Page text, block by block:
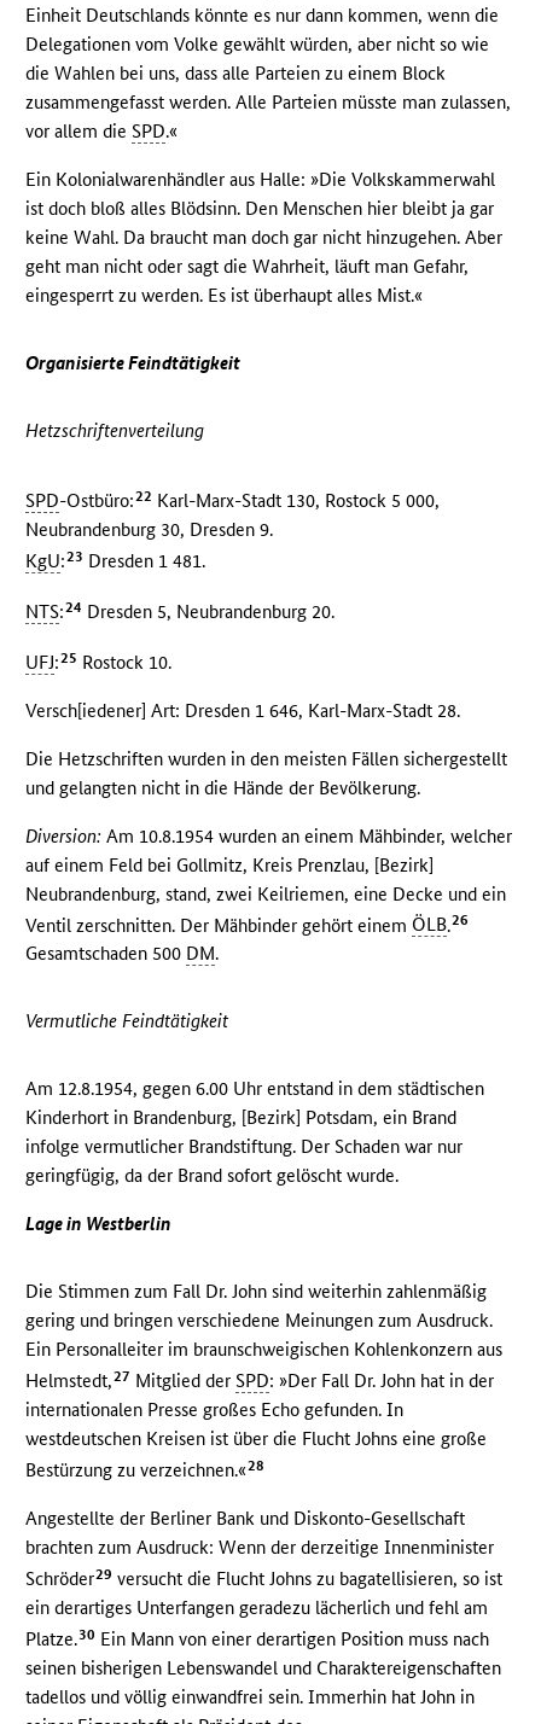
Einheit Deutschlands könnte es nur dann kommen, wenn die
Delegationen vom Volke gewählt würden, aber nicht so wie
die Wahlen bei uns, dass alle Parteien zu einem Block
zusammengefasst werden. Alle Parteien müsste man zulassen,
vor allem dieSPD.«
Ein Kolonialwarenhändler aus Halle: »Die Volkskammerwahl
ist doch bloß alles Blödsinn. Den Menschen hier bleibt ja gar
keine Wahl. Da braucht man doch gar nicht hinzugehen. Aber
geht man nicht oder sagt die Wahrheit, läuft man Gefahr,
eingesperrt zu werden. Es ist überhaupt alles Mist.«
Organisierte Feindtätigkeit
Hetzschriftenverteilung
SPD-Ostbüro:22 Karl-Marx-Stadt 130, Rostock 5 000,
Neubrandenburg 30, Dresden 9.
KgU:23 Dresden 1 481.
NTS:24 Dresden 5, Neubrandenburg 20.
UFJ:25 Rostock 10.
Versch[iedener] Art: Dresden 1 646, Karl-Marx-Stadt 28.
Die Hetzschriften wurden in den meisten Fällen sichergestellt
und gelangten nicht in die Hände der Bevölkerung.
Diversion: Am 10.8.1954 wurden an einem Mähbinder, welcher
auf einem Feld bei Gollmitz, Kreis Prenzlau, [Bezirk]
Neubrandenburg, stand, zwei Keilriemen, eine Decke und ein
Ventil zerschnitten. Der Mähbinder gehört einem ÖLB.26
Gesamtschaden 500 DM.
Vermutliche Feindtätigkeit
Am 12.8.1954, gegen 6.00 Uhr entstand in dem städtischen
Kinderhort in Brandenburg, [Bezirk] Potsdam, ein Brand
infolge vermutlicher Brandstiftung. Der Schaden war nur
geringfügig, da der Brand sofort gelöscht wurde.
Lage in Westberlin
Die Stimmen zum Fall Dr. John sind weiterhin zahlenmäßig
gering und bringen verschiedene Meinungen zum Ausdruck.
Ein Personalleiter im braunschweigischen Kohlenkonzern aus
Helmstedt,27 Mitglied derSPD: »Der Fall Dr. John hat in der
internationalen Presse großes Echo gefunden. In
westdeutschen Kreisen ist über die Flucht Johns eine große
Bestürzung zu verzeichnen.«28
Angestellte der Berliner Bank und Diskonto-Gesellschaft
brachten zum Ausdruck: Wenn der derzeitige Innenminister
Schröder29 versucht die Flucht Johns zu bagatellisieren, so ist
ein derartiges Unterfangen geradezu lächerlich und fehl am
Platze.30 Ein Mann von einer derartigen Position muss nach
seinen bisherigen Lebenswandel und Charaktereigenschaften
tadellos und völlig einwandfrei sein. Immerhin hat John in